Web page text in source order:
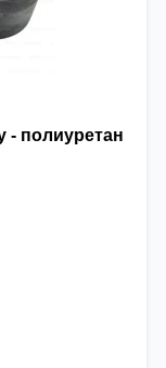
- полиуретан